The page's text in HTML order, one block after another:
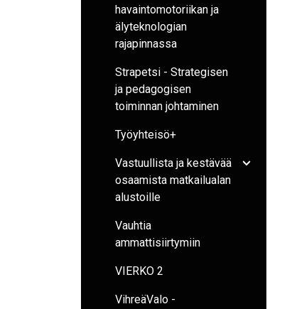
havaintomotoriikan ja
älyteknologian
rajapinnassa
Strapetsi - Strategisen
ja pedagogisen
toiminnan johtaminen
Työyhteisö+
Avaa/
Vastuullista ja kestävää
osaamista matkailualan
alustoille
Vauhtia
ammattisiirtymiin
VIERKO 2
VihreäValo -